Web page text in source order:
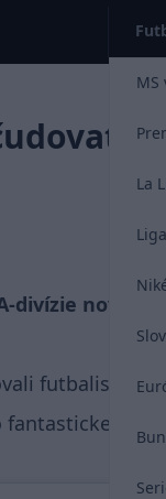
MS
La
novej
futbalisti